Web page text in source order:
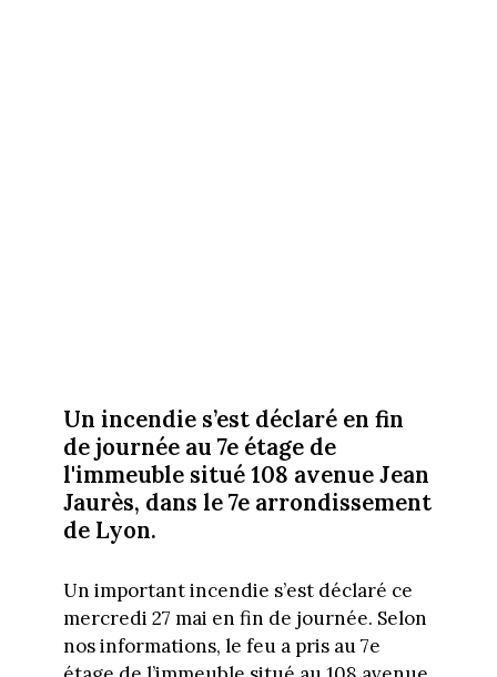
Un incendie s’est déclaré en fin
de journée au 7e étage de
l'immeuble situé 108 avenue Jean
Jaurès, dans le 7e arrondissement
de Lyon.
Un important incendie s’est déclaré ce
mercredi 27 mai en fin de journée. Selon
nos informations, le feu a pris au 7e